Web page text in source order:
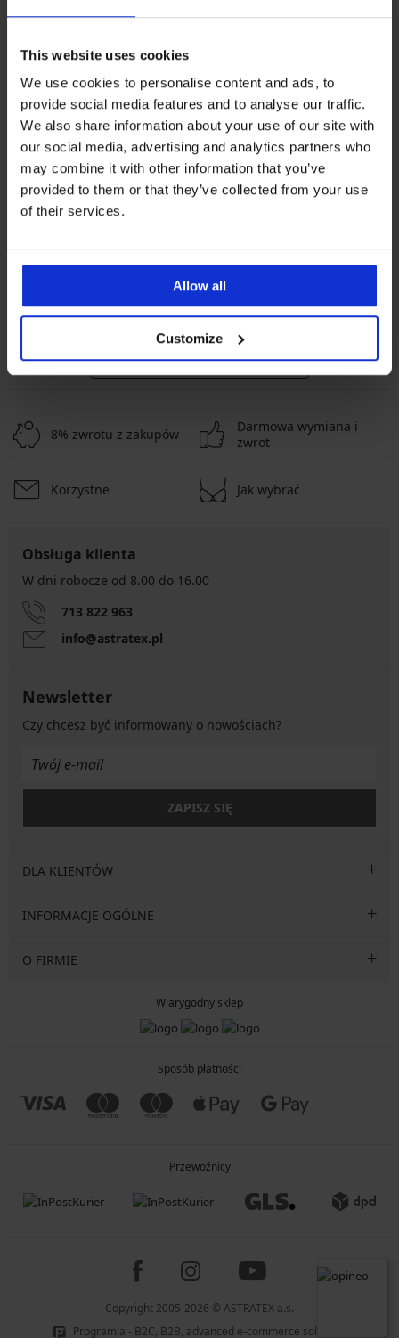
This website uses cookies
We use cookies to personalise content and ads, to
provide social media features and to analyse our traffic.
We also share information about your use of our site with
our social media, advertising and analytics partners who
may combine it with other information that you’ve
provided to them or that they’ve collected from your use
of their services.
Allow all
Customize
-20% BRA20
Biustonosz Spacer Flexicup
-20% BRA20
Biustonosz usztywniany Maia
4D Soft Control Deluxe
148,79 zł kod: BRA20
POKAŻ WIĘCEJ PRODUKTÓW
8% zwrotu z zakupów
Darmowa wymiana i
zwrot
Korzystne Jak wybrać
Obsługa klienta
W dni robocze od 8.00 do 16.00
713 822 963
info@astratex.pl
Newsletter
Czy chcesz być informowany o nowościach?
ZAPISZ SIĘ
DLA KLIENTÓW
INFORMACJE OGÓLNE
O FIRMIE
Wiarygodny sklep
Sposób płatności
Przewoźnicy
Copyright 2005-2026 © ASTRATEX a.s.
Programia - B2C, B2B, advanced e-commerce solutions